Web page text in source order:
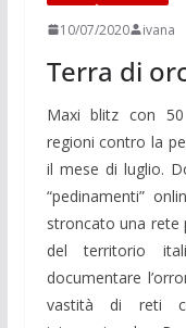
10/07/2020 ivana
Terra di
Maxi blitz con
regioni contro la
il mese di luglio.
“pedinamenti”
stroncato una rete
del territorio
documentare
vastità di reti